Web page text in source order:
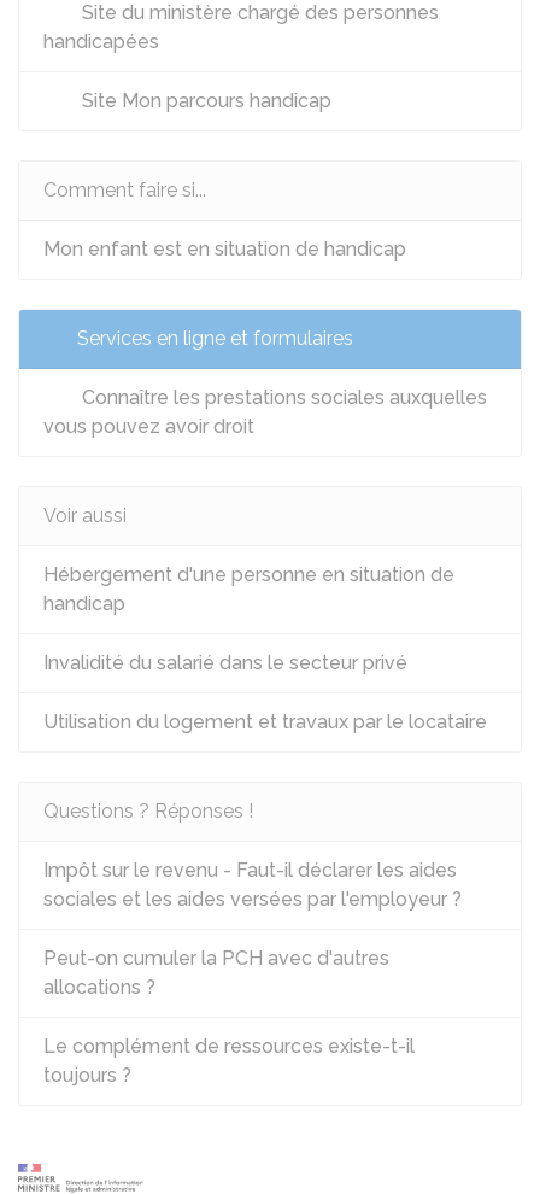
Site du ministère chargé des personnes
handicapées
Site Mon parcours handicap
Comment faire si...
Mon enfant est en situation de handicap
Services en ligne et formulaires
Connaître les prestations sociales auxquelles
vous pouvez avoir droit
Voir aussi
Hébergement d'une personne en situation de
handicap
Invalidité du salarié dans le secteur privé
Utilisation du logement et travaux par le locataire
Questions ? Réponses !
Impôt sur le revenu - Faut-il déclarer les aides
sociales et les aides versées par l'employeur ?
Peut-on cumuler la PCH avec d'autres
allocations ?
Le complément de ressources existe-t-il
toujours ?